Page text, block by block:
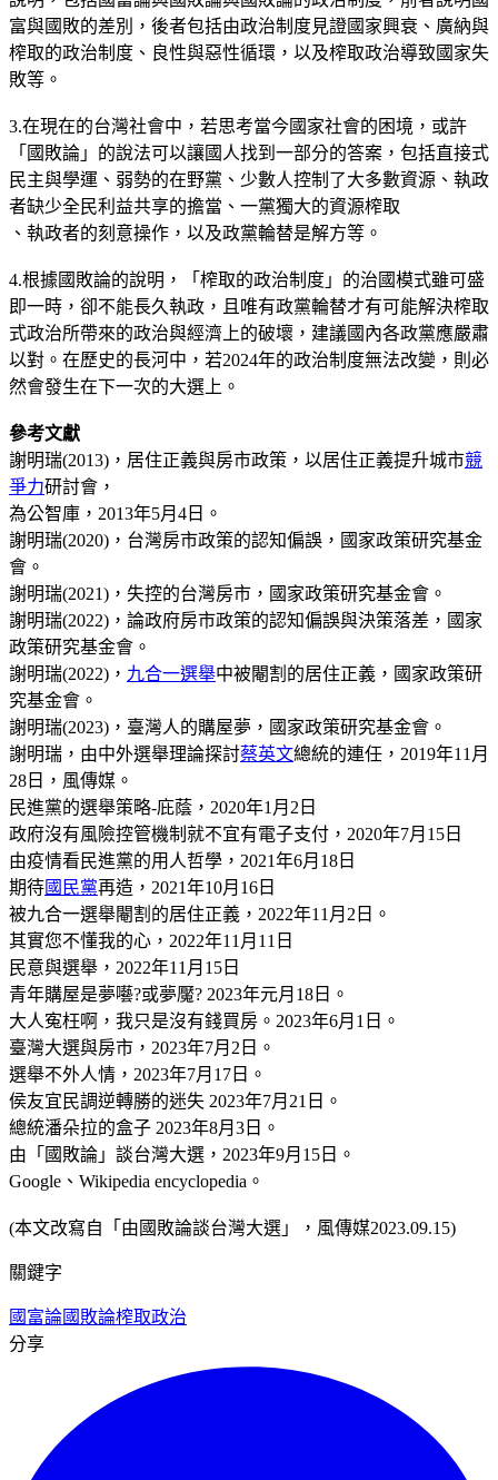
富與國敗的差別，後者包括由政治制度見證國家興衰、廣納與
榨取的政治制度、良性與惡性循環，以及榨取政治導致國家失
敗等。
3.在現在的台灣社會中，若思考當今國家社會的困境，或許
「國敗論」的說法可以讓國人找到一部分的答案，包括直接式
民主與學運、弱勢的在野黨、少數人控制了大多數資源、執政
者缺少全民利益共享的擔當、一黨獨大的資源榨取
、執政者的刻意操作，以及政黨輪替是解方等。
4.根據國敗論的說明，「榨取的政治制度」的治國模式雖可盛
即一時，卻不能長久執政，且唯有政黨輪替才有可能解決榨取
式政治所帶來的政治與經濟上的破壞，建議國內各政黨應嚴肅
以對。在歷史的長河中，若2024年的政治制度無法改變，則必
然會發生在下一次的大選上。
參考文獻
謝明瑞(2013)，居住正義與房市政策，以居住正義提升城市競
爭力研討會，
為公智庫，2013年5月4日。
謝明瑞(2020)，台灣房市政策的認知偏誤，國家政策研究基金
會。
謝明瑞(2021)，失控的台灣房市，國家政策研究基金會。
謝明瑞(2022)，論政府房市政策的認知偏誤與決策落差，國家
政策研究基金會。
謝明瑞(2022)， 九合一選舉中被閹割的居住正義，國家政策研
究基金會。
謝明瑞(2023)，臺灣人的購屋夢，國家政策研究基金會。
謝明瑞，由中外選舉理論探討蔡英文總統的連任，2019年11月
28日，風傳媒。
民進黨的選舉策略-庇蔭，2020年1月2日
政府沒有風險控管機制就不宜有電子支付，2020年7月15日
由疫情看民進黨的用人哲學，2021年6月18日
期待國民黨再造，2021年10月16日
被九合一選舉閹割的居住正義，2022年11月2日。
其實您不懂我的心，2022年11月11日
民意與選舉，2022年11月15日
青年購屋是夢囈?或夢魘? 2023年元月18日。
大人寃枉啊，我只是沒有錢買房。2023年6月1日。
臺灣大選與房市，2023年7月2日。
選舉不外人情，2023年7月17日。
侯友宜民調逆轉勝的迷失 2023年7月21日。
總統潘朵拉的盒子 2023年8月3日。
由「國敗論」談台灣大選，2023年9月15日。
Google、Wikipedia encyclopedia。
(本文改寫自「由國敗論談台灣大選」，風傳媒2023.09.15)
關鍵字
國富論國敗論榨取政治
分享